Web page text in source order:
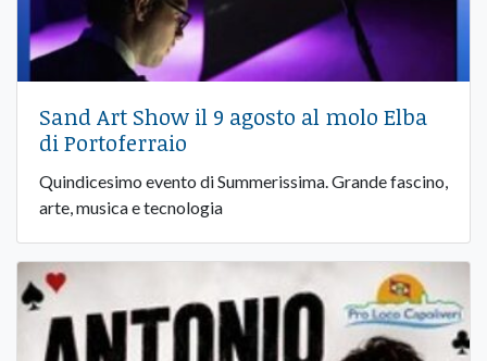
Sand Art Show il 9 agosto al molo Elba
di Portoferraio
Quindicesimo evento di Summerissima. Grande fascino,
arte, musica e tecnologia